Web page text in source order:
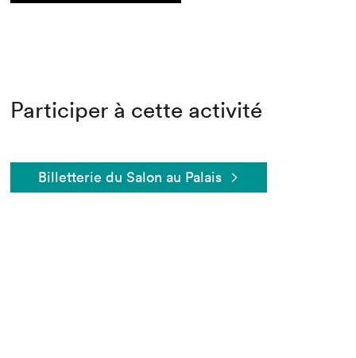
Participer à cette activité
Billetterie du Salon au Palais